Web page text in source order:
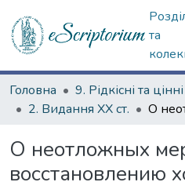
та
Головна
2. Видання ХХ ст.
О неотложных
восстановлению